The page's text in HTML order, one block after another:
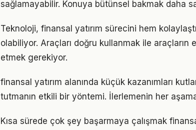
sağlamayabilir. Konuya bütünsel bakmak daha
Teknoloji, finansal yatırım sürecini hem
olabiliyor. Araçları doğru kullanmak ile
etmek gerekiyor.
finansal yatırım alanında küçük kazanımları
tutmanın etkili bir yöntemi. İlerlemenin her
Kısa sürede çok şey başarmaya çalışmak